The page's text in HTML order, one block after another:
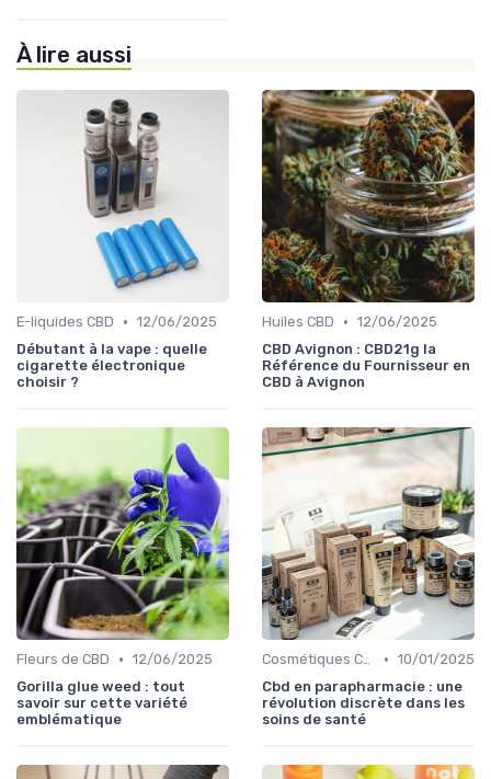
À lire aussi
E-liquides CBD • 12/06/2025
Débutant à la vape : quelle
cigarette électronique
choisir ?
Huiles CBD • 12/06/2025
CBD Avignon : CBD21g la
Référence du Fournisseur en
CBD à Avignon
Fleurs de CBD • 12/06/2025
Gorilla glue weed : tout
savoir sur cette variété
emblématique
Cosmétiques CBD • 10/01/2025
Cbd en parapharmacie : une
révolution discrète dans les
soins de santé